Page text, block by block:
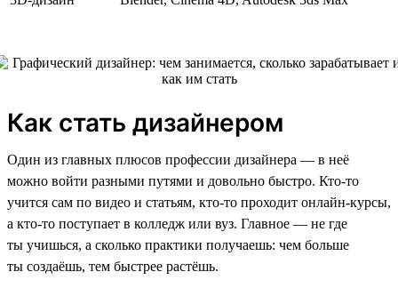
Как стать дизайнером
Один из главных плюсов профессии дизайнера — в неё
можно войти разными путями и довольно быстро. Кто-то
учится сам по видео и статьям, кто-то проходит онлайн-курсы,
а кто-то поступает в колледж или вуз. Главное — не где
ты учишься, а сколько практики получаешь: чем больше
ты создаёшь, тем быстрее растёшь.